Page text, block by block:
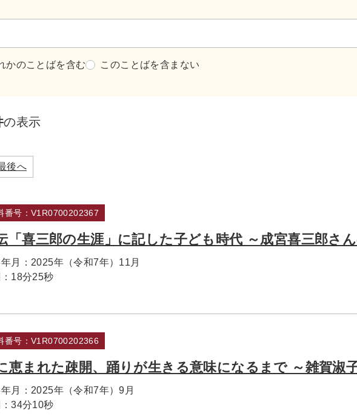
かのことばを含む このことばを含まない
の表示
後へ
番号：V1R0700202367
「喜三郎の生涯」に記した子ども時代 ～成宮喜三郎さ
月： 2025年（令和7年）11月
18分25秒
番号：V1R0700202366
恵まれた疎開、踊りが生きる意味になるまで ～雑賀淑
月： 2025年（令和7年）9月
34分10秒